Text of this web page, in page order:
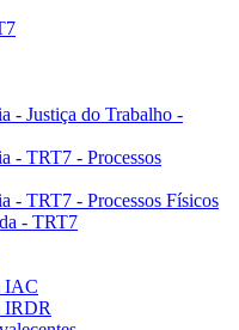
- Justiça do Trabalho -
- TRT7 - Processos
- TRT7 - Processos Físicos
- TRT7
IAC
IRDR